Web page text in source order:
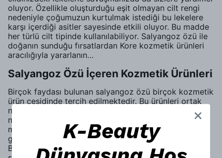
oluyor. Özellikle oluşturduğu eşit olmayan cilt rengi
nedeniyle çoğumuzun kurtulmak istediği bu lekelere
karşı içerdiği asitler sayesinde etkili oluyor. Bu madde
her türlü cilt tipinde kullanılabiliyor. Salyangoz özü ile
doğanın sunduğu fırsatlardan Kore kozmetik ürünleri
aracılığıyla yararlanın…
Salyangoz Özü İçeren Kozmetik Ürünleri
Birçok faydası bulunan salyangoz özü birçok kozmetik
ürün çeşidinde tercih edilmektedir. Bu ürünleri ortak
noktası olan salyangoz özü yaşlanma karşıtı,
nemlendirici gibi yararlı özellikler sağlamaktadır. Bu
maddeyi içeren kozmetik ürünlerden en sık
görülenlerinden birisi salyangoz özü içeren kremlerdir.
Bu kremler standart kremlerdir ancak içerdikleri
K-Beauty